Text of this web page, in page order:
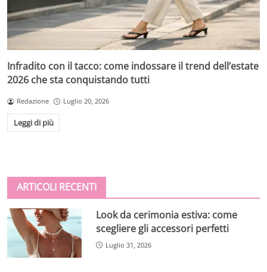
Infradito con il tacco: come indossare il trend dell’estate
2026 che sta conquistando tutti
Redazione Luglio 20, 2026
Leggi di più
ARTICOLI RECENTI
Look da cerimonia estiva: come
scegliere gli accessori perfetti
Luglio 31, 2026